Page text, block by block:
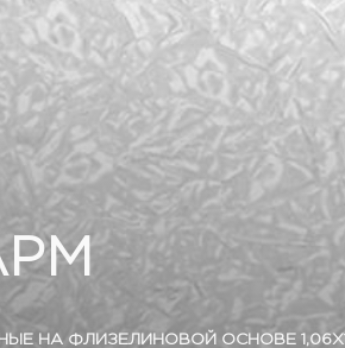
НА ФЛИЗЕЛИНОВОЙ ОСНОВЕ